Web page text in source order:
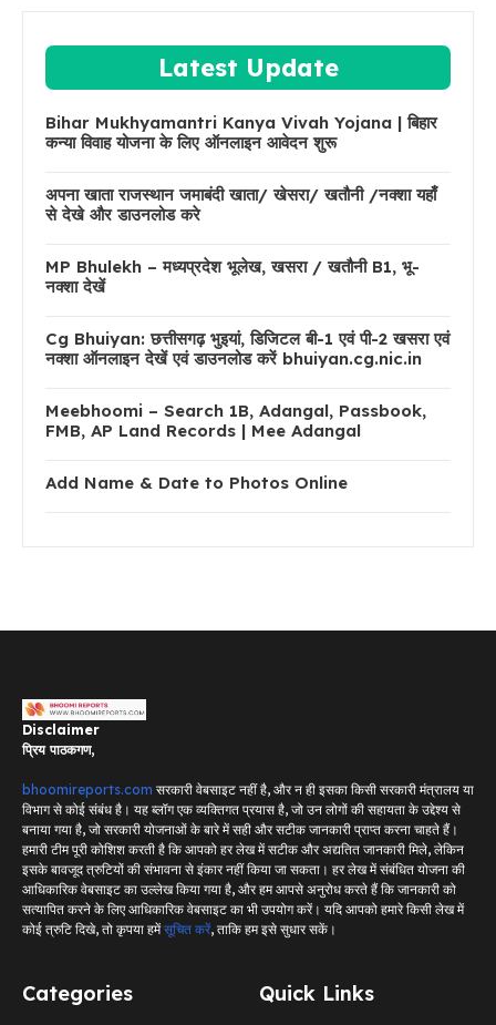
Latest Update
Bihar Mukhyamantri Kanya Vivah Yojana | बिहार
कन्या विवाह योजना के लिए ऑनलाइन आवेदन शुरू
अपना खाता राजस्थान जमाबंदी खाता/ खेसरा/ खतौनी /नक्शा यहाँ
से देखे और डाउनलोड करे
MP Bhulekh – मध्यप्रदेश भूलेख, खसरा / खतौनी B1, भू-
नक्शा देखें
Cg Bhuiyan: छत्तीसगढ़ भुइयां, डिजिटल बी-1 एवं पी-2 खसरा एवं
नक्शा ऑनलाइन देखें एवं डाउनलोड करें bhuiyan.cg.nic.in
Meebhoomi – Search 1B, Adangal, Passbook,
FMB, AP Land Records | Mee Adangal
Add Name & Date to Photos Online
Disclaimer
प्रिय पाठकगण,
bhoomireports.com सरकारी वेबसाइट नहीं है, और न ही इसका किसी सरकारी मंत्रालय या
विभाग से कोई संबंध है। यह ब्लॉग एक व्यक्तिगत प्रयास है, जो उन लोगों की सहायता के उद्देश्य से
बनाया गया है, जो सरकारी योजनाओं के बारे में सही और सटीक जानकारी प्राप्त करना चाहते हैं।
हमारी टीम पूरी कोशिश करती है कि आपको हर लेख में सटीक और अद्यतित जानकारी मिले, लेकिन
इसके बावजूद त्रुटियों की संभावना से इंकार नहीं किया जा सकता। हर लेख में संबंधित योजना की
आधिकारिक वेबसाइट का उल्लेख किया गया है, और हम आपसे अनुरोध करते हैं कि जानकारी को
सत्यापित करने के लिए आधिकारिक वेबसाइट का भी उपयोग करें। यदि आपको हमारे किसी लेख में
कोई त्रुटि दिखे, तो कृपया हमेंसूचित करें, ताकि हम इसे सुधार सकें।
Categories Quick Links